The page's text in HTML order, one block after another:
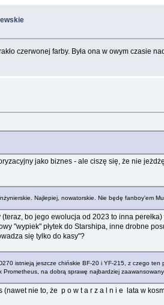
czerwonej farby. Była ona w owym czasie
jako biznes - ale ciszę się, że nie
Najlepiej, nowatorskie. Nie będę fanboy'em
bo jego ewolucja od 2023 to inna
"wypiek" płytek do Starshipa, inne drobne
się tylko do kasy"?
istnieją jeszcze chińskie BF-20 i YF-215, z czego
na dobrą sprawę najbardziej zaawansowany
nie to, że p o w t a r z a l n i e lata w